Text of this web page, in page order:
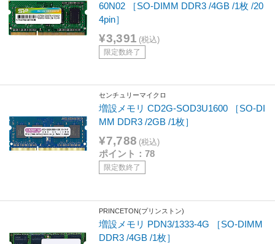
60N02 ［SO-DIMM DDR3 /4GB /1枚 /20
4pin］
¥3,391 (税込)
限定数終了
センチュリーマイクロ
増設メモリ CD2G-SOD3U1600 ［SO-DI
MM DDR3 /2GB /1枚］
¥7,788 (税込)
ポイント：78
限定数終了
PRINCETON(プリンストン)
増設メモリ PDN3/1333-4G ［SO-DIMM
DDR3 /4GB /1枚］